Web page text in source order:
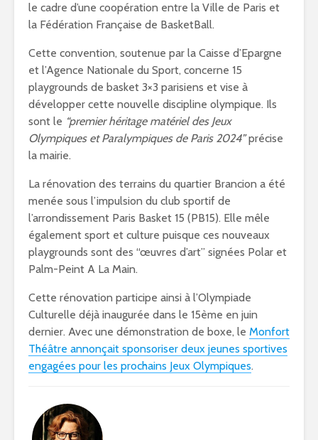
le cadre d’une coopération entre la Ville de Paris et
la Fédération Française de BasketBall.
Cette convention, soutenue par la Caisse d’Epargne
et l’Agence Nationale du Sport, concerne 15
playgrounds de basket 3×3 parisiens et vise à
développer cette nouvelle discipline olympique. Ils
sont le “premier héritage matériel des Jeux
Olympiques et Paralympiques de Paris 2024”précise
la mairie.
La rénovation des terrains du quartier Brancion a été
menée sous l’impulsion du club sportif de
l’arrondissement Paris Basket 15 (PB15). Elle mêle
également sport et culture puisque ces nouveaux
playgrounds sont des “œuvres d’art” signées Polar et
Palm-Peint A La Main.
Cette rénovation participe ainsi à l’Olympiade
Culturelle déjà inaugurée dans le 15ème en juin
dernier. Avec une démonstration de boxe, le Monfort
Théâtre annonçait sponsoriser deux jeunes sportives
engagées pour les prochains Jeux Olympiques.